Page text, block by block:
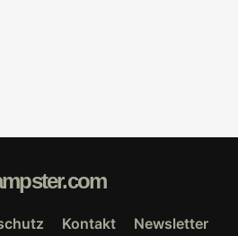
Kontakt Newsletter